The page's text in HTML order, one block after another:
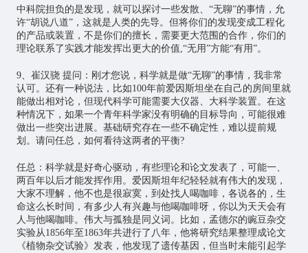
中科院担负的是发现，就可以探讨一些发散、“无聊”的事情，允
许“胡说八道”，这就是人类的先导。但将你们的发现变成工程化
的产品或装置，不是你们的擅长，需要更大范围的合作，你们的
理论联系了实践才能发挥出更大的价值,“无用”方能“有用”。
9、崔汉骁 提问：刚才您说，科学就是做“无聊”的事情，我非常
认可。还有一种说法，比如100年前爱因斯坦坐在自己的房间里就
能做出相对论，但现代科学可能需要大仪器、大科学装置。在这
种情况下，如果一个青年科学家没有明确的目标导向，可能很难
做出一些突出进展。基础研究存在一些不确定性，难以提前规
划。请问任总，如何看待这两者的平衡?
任总：科学就是好奇心驱动，有些理论和论文发表了，可能一、
两百年以后才能发挥作用。爱因斯坦年纪轻轻就有伟大的发现，
大家不理解，他不也是很寂寞，到处找人喝咖啡，各说各的，生
命这么长时间，有多少人有兴趣与他喝咖啡呀，你以为天天会有
人与他喝咖啡。伟大与孤独是同义词。比如，孟德尔的豌豆杂交
实验从1856年至1863年共进行了八年，他将研究结果整理成论文
《植物杂交试验》发表，他发现了遗传基因，但当时未能引起学